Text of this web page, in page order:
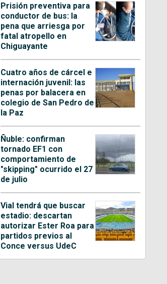
Prisión preventiva para
conductor de bus: la
pena que arriesga por
fatal atropello en
Chiguayante
Cuatro años de cárcel e
internación juvenil: las
penas por balacera en
colegio de San Pedro de
la Paz
Ñuble: confirman
tornado EF1 con
comportamiento de
"skipping" ocurrido el 27
de julio
Vial tendrá que buscar
estadio: descartan
autorizar Ester Roa para
partidos previos al
Conce versus UdeC